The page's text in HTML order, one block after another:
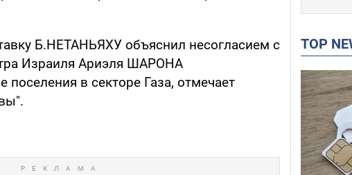
Б.НЕТАНЬЯХУ объяснил несогласием с
Израиля Ариэля ШАРОНА
поселения в секторе Газа, отмечает
TOP